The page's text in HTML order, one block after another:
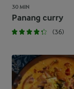
30 MIN
Panang curry
(36)